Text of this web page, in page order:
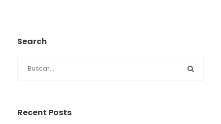
Search
Recent Posts